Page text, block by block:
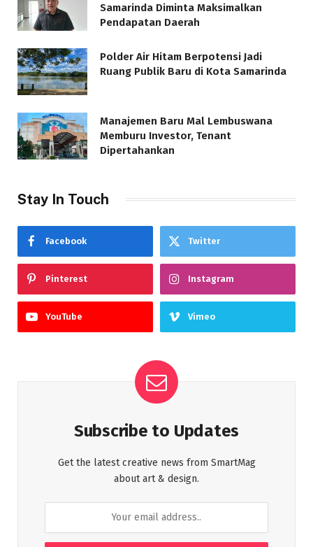
Samarinda Diminta Maksimalkan
Pendapatan Daerah
Polder Air Hitam Berpotensi Jadi
Ruang Publik Baru di Kota Samarinda
Manajemen Baru Mal Lembuswana
Memburu Investor, Tenant
Dipertahankan
Stay In Touch
Facebook Twitter
Pinterest Instagram
YouTube Vimeo
Subscribe to Updates
Get the latest creative news from SmartMag
about art & design.